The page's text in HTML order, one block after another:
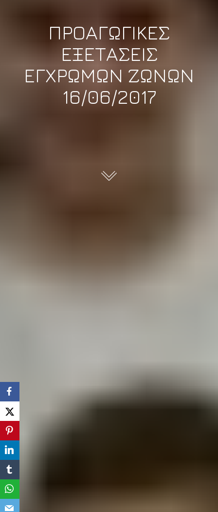
ΠΡΟΑΓΩΓΙΚΕΣ
ΕΞΕΤΑΣΕΙΣ
ΕΓΧΡΩΜΩΝ ΖΩΝΩΝ
16/06/2017